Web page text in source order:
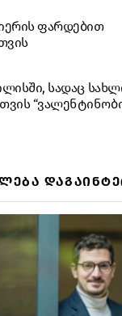
ფარდებით
სადაც